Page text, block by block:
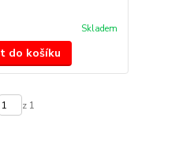
Skladem
do košíku
z 1